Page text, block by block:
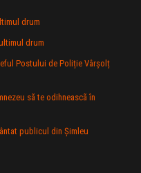
drum
drum
Postului de Poliție Vârșolț
sã te odihneascã în
publicul din Şimleu